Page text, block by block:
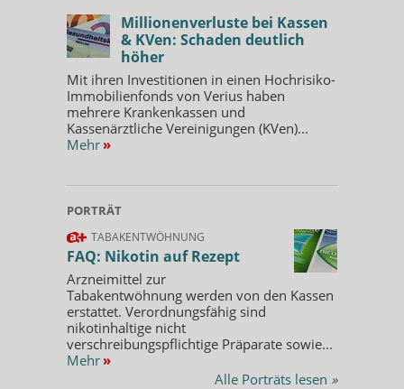
Millionenverluste bei Kassen
& KVen: Schaden deutlich
höher
Mit ihren Investitionen in einen Hochrisiko-
Immobilienfonds von Verius haben
mehrere Krankenkassen und
Kassenärztliche Vereinigungen (KVen)...
Mehr »
PORTRÄT
TABAKENTWÖHNUNG
FAQ: Nikotin auf Rezept
Arzneimittel zur
Tabakentwöhnung werden von den Kassen
erstattet. Verordnungsfähig sind
nikotinhaltige nicht
verschreibungspflichtige Präparate sowie...
Mehr »
Alle Porträts lesen »